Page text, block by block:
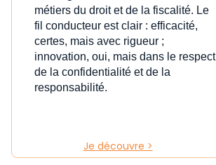
métiers du droit et de la fiscalité. Le
fil conducteur est clair : efficacité,
certes, mais avec rigueur ;
innovation, oui, mais dans le respect
de la confidentialité et de la
responsabilité.
Je découvre >